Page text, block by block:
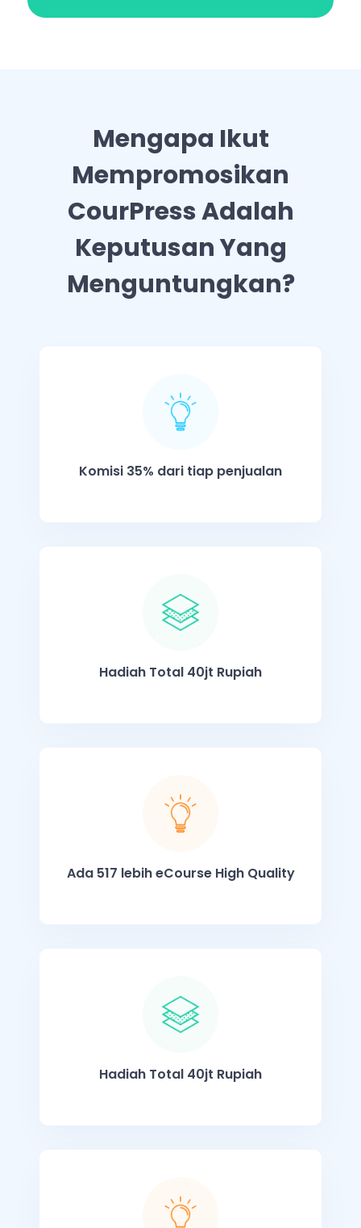
Mengapa Ikut
Mempromosikan
CourPress Adalah
Keputusan Yang
Menguntungkan?
Komisi 35% dari tiap penjualan
Hadiah Total 40jt Rupiah
Ada 517 lebih eCourse High Quality
Hadiah Total 40jt Rupiah